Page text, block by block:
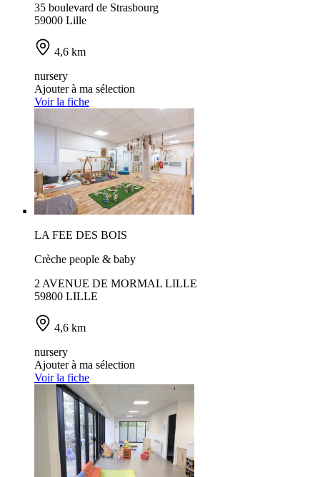
35 boulevard de Strasbourg
59000 Lille
4,6 km
nursery
Ajouter à ma sélection
Voir la fiche
LA FEE DES BOIS
Crèche people & baby
2 AVENUE DE MORMAL LILLE
59800 LILLE
4,6 km
nursery
Ajouter à ma sélection
Voir la fiche